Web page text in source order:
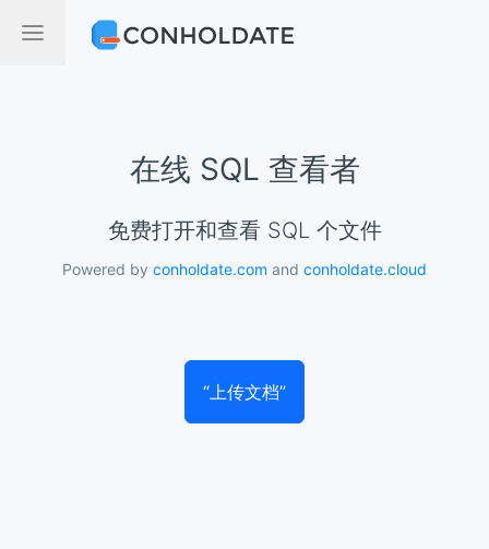
在线 SQL 查看者
免费打开和查看 SQL 个文件
Powered by conholdate.com and conholdate.cloud
“上传文档”